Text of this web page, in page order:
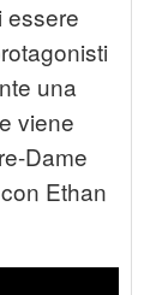
essere
una
viene
Dame
Ethan